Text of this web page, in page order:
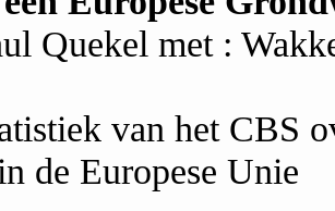
Quekel met :
van het CBS
de Europese Unie